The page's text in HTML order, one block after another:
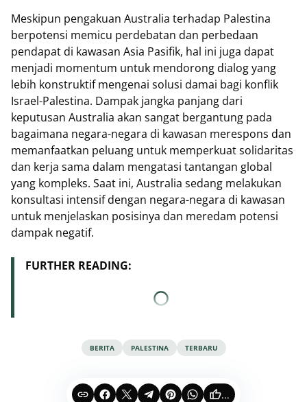
Meskipun pengakuan Australia terhadap Palestina
berpotensi memicu perdebatan dan perbedaan
pendapat di kawasan Asia Pasifik, hal ini juga dapat
menjadi momentum untuk mendorong dialog yang
lebih konstruktif mengenai solusi damai bagi konflik
Israel-Palestina. Dampak jangka panjang dari
keputusan Australia akan sangat bergantung pada
bagaimana negara-negara di kawasan merespons dan
memanfaatkan peluang untuk memperkuat solidaritas
dan kerja sama dalam mengatasi tantangan global
yang kompleks. Saat ini, Australia sedang melakukan
konsultasi intensif dengan negara-negara di kawasan
untuk menjelaskan posisinya dan meredam potensi
dampak negatif.
FURTHER READING:
BERITA PALESTINA TERBARU
...